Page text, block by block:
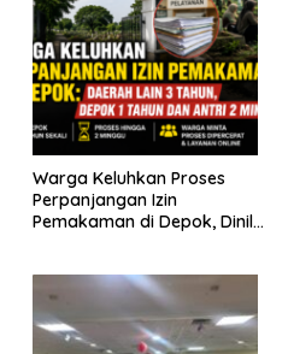
Warga Keluhkan Proses
Perpanjangan Izin
Pemakaman di Depok, Dinilai